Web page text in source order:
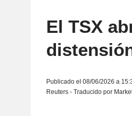
El TSX
Publicado el 08/06/2026 a
Reuters - Traducido por